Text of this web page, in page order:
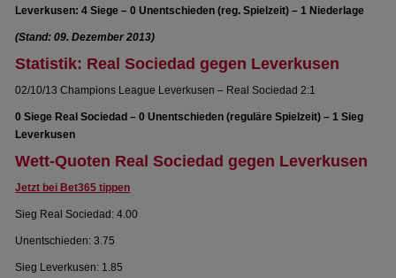
Leverkusen: 4 Siege – 0 Unentschieden (reg. Spielzeit) – 1 Niederlage
(Stand: 09. Dezember 2013)
Statistik: Real Sociedad gegen Leverkusen
02/10/13 Champions League Leverkusen – Real Sociedad 2:1
0 Siege Real Sociedad – 0 Unentschieden (reguläre Spielzeit) – 1 Sieg
Leverkusen
Wett-Quoten Real Sociedad gegen Leverkusen
Jetzt bei Bet365 tippen
Sieg Real Sociedad: 4.00
Unentschieden: 3.75
Sieg Leverkusen: 1.85